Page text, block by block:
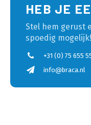
HEB JE
Stel hem gerust
spoedig mogelijk!
+31 (0) 75 655
info@braca.nl